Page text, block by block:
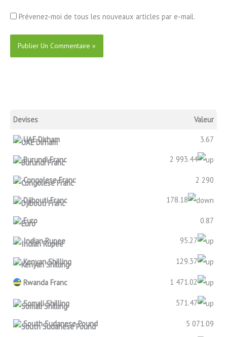
Prévenez-moi de tous les nouveaux articles par e-mail.
Devises Valeur
UAE Dirham 3.67
Burundi Franc 2 993.44
Congolese Franc 2 290
Djibouti Franc 178.18
Euro 0.87
Indian Rupee 95.27
Kenyan Shilling 129.37
Rwanda Franc 1 471.02
Somali Shilling 571.47
South Sudanese Pound 5 071.09